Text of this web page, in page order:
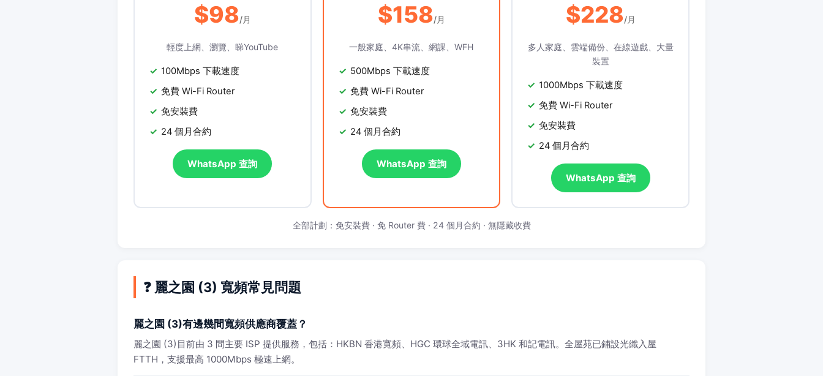
$98/月
輕度上網、瀏覽、睇YouTube
100Mbps 下載速度
免費 Wi-Fi Router
免安裝費
24 個月合約
WhatsApp 查詢
$158/月
一般家庭、4K串流、網課、WFH
500Mbps 下載速度
免費 Wi-Fi Router
免安裝費
24 個月合約
WhatsApp 查詢
$228/月
多人家庭、雲端備份、在線遊戲、大量
裝置
1000Mbps 下載速度
免費 Wi-Fi Router
免安裝費
24 個月合約
WhatsApp 查詢
全部計劃：免安裝費 · 免 Router 費 · 24 個月合約 · 無隱藏收費
❓ 麗之園 (3) 寬頻常見問題
麗之園 (3)有邊幾間寬頻供應商覆蓋？
麗之園 (3)目前由 3 間主要 ISP 提供服務，包括：HKBN 香港寬頻、HGC 環球全域電訊、3HK 和記電訊。全屋苑已鋪設光纖入屋
FTTH，支援最高 1000Mbps 極速上網。